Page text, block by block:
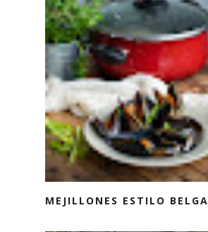
MEJILLONES ESTILO BELGA